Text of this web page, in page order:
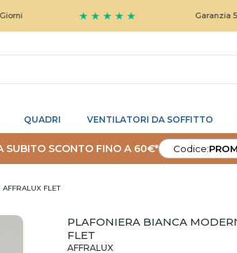
★ ★ ★ ★ ★ Garanzia 5 Anni
QUADRI VENTILATORI DA SOFFITTO
SUBITO SCONTO FINO A 60€* Codice:
AFFRALUX FLET
PLAFONIERA BIANCA
FLET
AFFRALUX